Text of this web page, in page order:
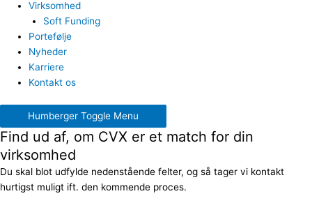
Virksomhed
Soft Funding
Portefølje
Nyheder
Karriere
Kontakt os
Humberger Toggle Menu
Find ud af, om CVX er et match for din
virksomhed
Du skal blot udfylde nedenstående felter, og så tager vi kontakt
hurtigst muligt ift. den kommende proces.